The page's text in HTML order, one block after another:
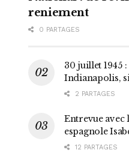
reniement
0 PARTAGES
30 juillet 1945 :
Indianapolis,
2 PARTAGES
Entrevue avec
espagnole
12 PARTAGES